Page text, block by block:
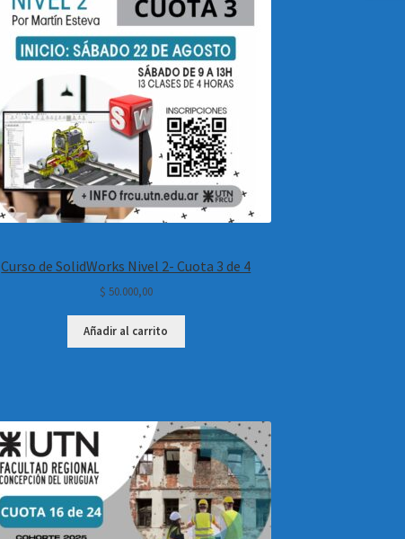
Curso de SolidWorks Nivel 2- Cuota 3 de 4
$ 50.000,00
Añadir al carrito